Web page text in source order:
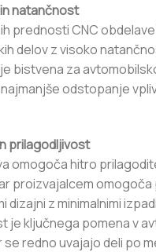
natančnost
prednosti CNC
delov z visoko
bistvena za
odstopanje
prilagodljivost
omogoča hitro
proizvajalcem
dizajni z minimalnimi
je ključnega pomena v
redno uvajajo deli po